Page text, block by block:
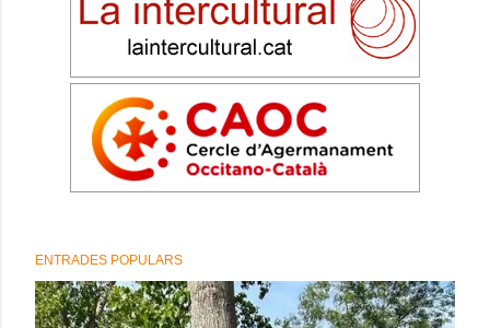
ENTRADES POPULARS